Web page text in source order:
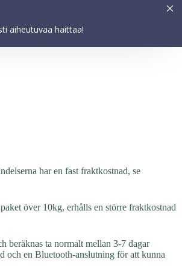
aiheutuvaa haittaa!
har en fast fraktkostnad, se
över 10kg, erhålls en större fraktkostnad
beräknas ta normalt mellan 3-7 dagar
och en Bluetooth-anslutning för att kunna